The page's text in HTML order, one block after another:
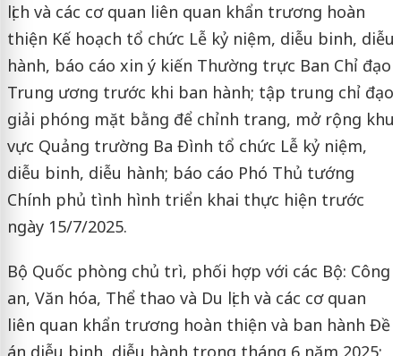
lịch và các cơ quan liên quan khẩn trương hoàn
thiện Kế hoạch tổ chức Lễ kỷ niệm, diễu binh, diễu
hành, báo cáo xin ý kiến Thường trực Ban Chỉ đạo
Trung ương trước khi ban hành; tập trung chỉ đạo
giải phóng mặt bằng để chỉnh trang, mở rộng khu
vực Quảng trường Ba Đình tổ chức Lễ kỷ niệm,
diễu binh, diễu hành; báo cáo Phó Thủ tướng
Chính phủ tình hình triển khai thực hiện trước
ngày 15/7/2025.
Bộ Quốc phòng chủ trì, phối hợp với các Bộ: Công
an, Văn hóa, Thể thao và Du lịch và các cơ quan
liên quan khẩn trương hoàn thiện và ban hành Đề
án diễu binh, diễu hành trong tháng 6 năm 2025;